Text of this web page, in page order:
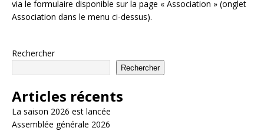
via le formulaire disponible sur la page « Association » (onglet
Association dans le menu ci-dessus).
Rechercher
Rechercher
Articles récents
La saison 2026 est lancée
Assemblée générale 2026